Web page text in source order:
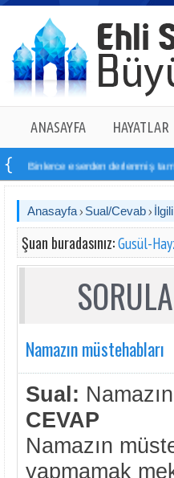
ANASAYFA HAYATLAR
eserden derlenmiş tam 14
Anasayfa Sual/Cevab
Şuan buradasınız:Gusül-
Namazın müstehabları
Sual:
CEVAP
Namazın
yapmamak